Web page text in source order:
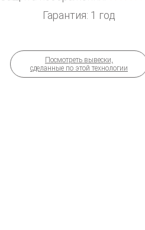
Гарантия: 1 год
от4090руб.
Посмотреть вывески,
сделанные по этой технологии